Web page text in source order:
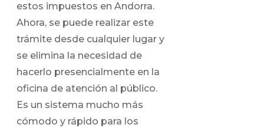
estos impuestos en Andorra.
Ahora, se puede realizar este
trámite desde cualquier lugar y
se elimina la necesidad de
hacerlo presencialmente en la
oficina de atención al público.
Es un sistema mucho más
cómodo y rápido para los